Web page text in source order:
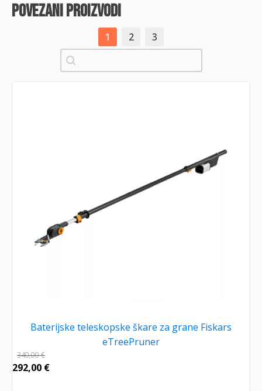
povezani proizvodi
1 2
3
Pretraži
Baterijske teleskopske škare za grane Fiskars
eTreePruner
340,00€
292,00 €